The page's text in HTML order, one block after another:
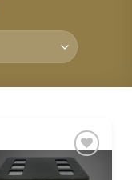
WISHLIST